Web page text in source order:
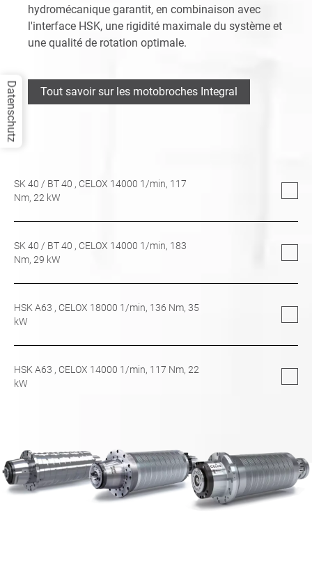
hydromécanique garantit, en combinaison avec
l'interface HSK, une rigidité maximale du système et
une qualité de rotation optimale.
Tout savoir sur les motobroches Integral
SK 40 / BT 40 , CELOX 14000 1/min, 117
Nm, 22 kW
SK 40 / BT 40 , CELOX 14000 1/min, 183
Nm, 29 kW
HSK A63 , CELOX 18000 1/min, 136 Nm, 35
kW
HSK A63 , CELOX 14000 1/min, 117 Nm, 22
kW
Datenschutz